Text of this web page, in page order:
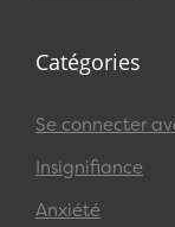
Catégories
Se connecter
Insignifiance
Anxiété